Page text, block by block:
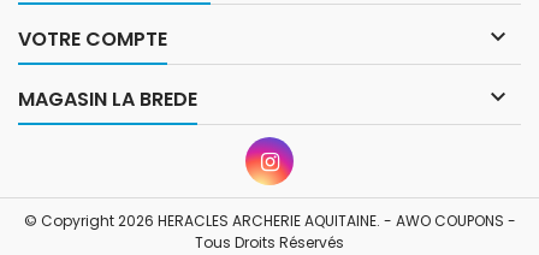
VOTRE COMPTE 
MAGASIN LA BREDE 
© Copyright 2026 HERACLES ARCHERIE AQUITAINE. - AWO COUPONS -
Tous Droits Réservés